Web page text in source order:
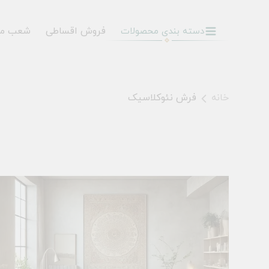
دسته بندی محصولات فروش اقساطی شعب
خانه فرش نئوکلاسیک